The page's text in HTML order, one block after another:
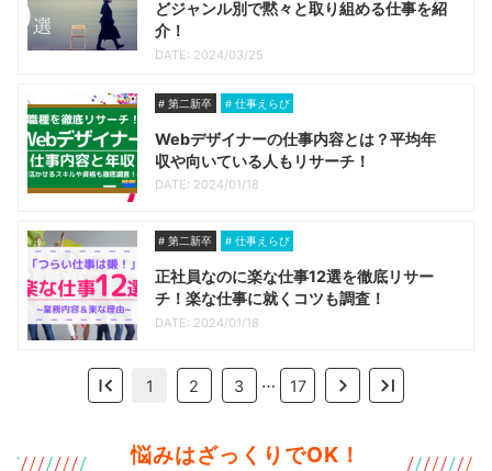
どジャンル別で黙々と取り組める仕事を紹
介！
DATE: 2024/03/25
第二新卒 仕事えらび
Webデザイナーの仕事内容とは？平均年
収や向いている人もリサーチ！
DATE: 2024/01/18
第二新卒 仕事えらび
正社員なのに楽な仕事12選を徹底リサー
チ！楽な仕事に就くコツも調査！
DATE: 2024/01/18
1 2 3 … 17
悩みはざっくりでOK！